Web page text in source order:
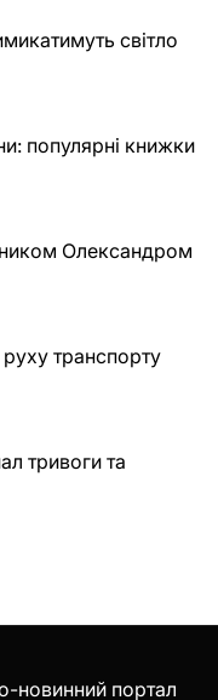
світло
популярні книжки
Олександром
транспорту
тривоги та
новинний портал